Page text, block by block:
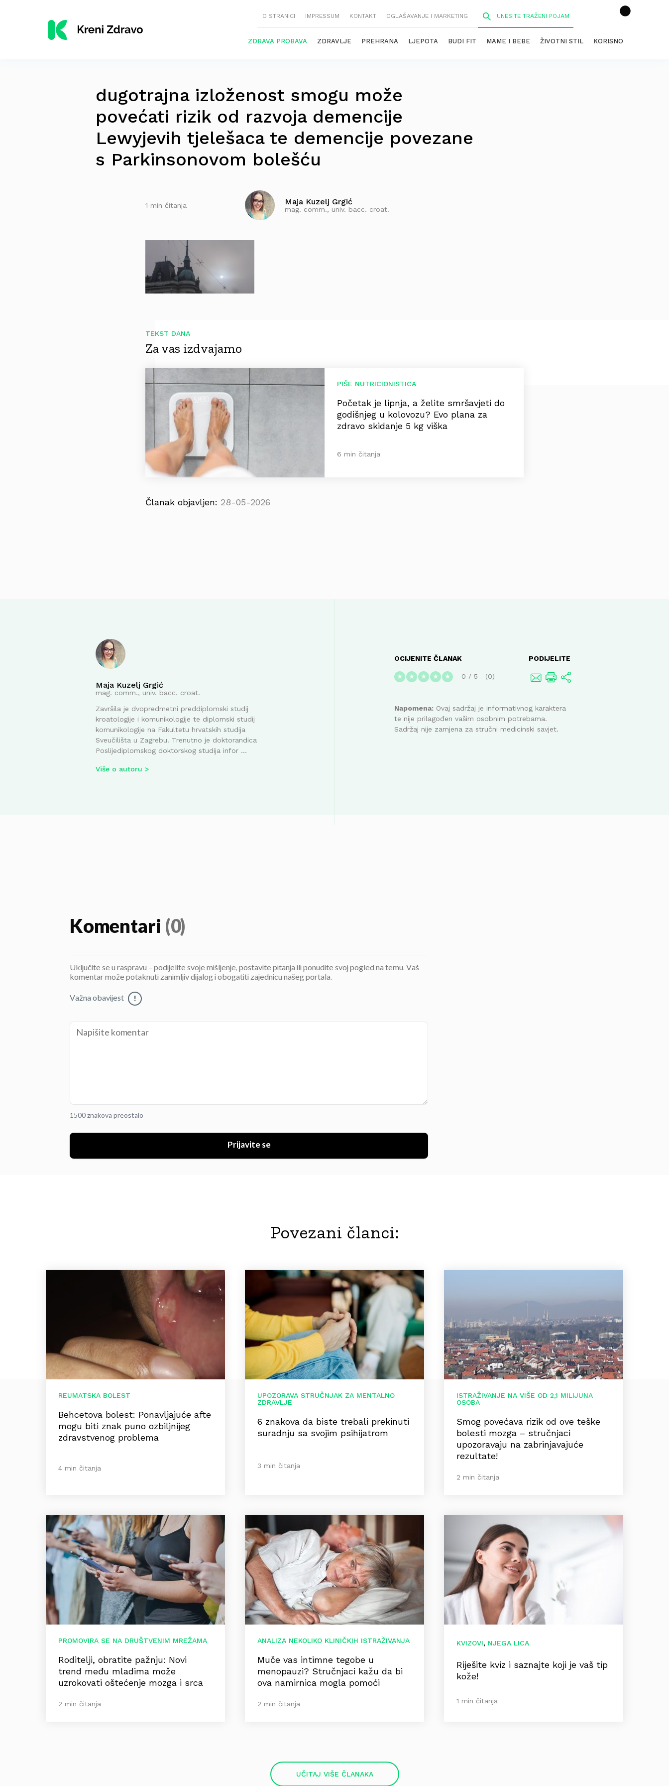
O STRANICI IMPRESSUM KONTAKT OGLAŠAVANJE I MARKETING
ZDRAVA PROBAVA ZDRAVLJE PREHRANA LJEPOTA BUDI FIT MAME I BEBE ŽIVOTNI STIL KORISNO
dugotrajna izloženost smogu može
povećati rizik od razvoja demencije
Lewyjevih tjelešaca te demencije povezane
s Parkinsonovom bolešću
1 min čitanja Maja Kuzelj Grgić
mag. comm., univ. bacc. croat.
TEKST DANA
Za vas izdvajamo
PIŠE NUTRICIONISTICA
Početak je lipnja, a želite smršavjeti do
godišnjeg u kolovozu? Evo plana za
zdravo skidanje 5 kg viška
6 min čitanja
Članak objavljen: 28-05-2026
Maja Kuzelj Grgić
mag. comm., univ. bacc. croat.
Završila je dvopredmetni preddiplomski studij
kroatologije i komunikologije te diplomski studij
komunikologije na Fakultetu hrvatskih studija
Sveučilišta u Zagrebu. Trenutno je doktorandica
Poslijediplomskog doktorskog studija infor ...
Više o autoru
OCIJENITE ČLANAK
★ ★ ★ ★ ★ 0 / 5 0
PODIJELITE
Napomena: Ovaj sadržaj je informativnog karaktera
te nije prilagođen vašim osobnim potrebama.
Sadržaj nije zamjena za stručni medicinski savjet.
Komentari (0)
Uključite se u raspravu – podijelite svoje mišljenje, postavite pitanja ili ponudite svoj pogled na temu. Vaš
komentar može potaknuti zanimljiv dijalog i obogatiti zajednicu našeg portala.
Važna obavijest !
1500 znakova preostalo
Prijavite se
Povezani članci:
REUMATSKA BOLEST
Behcetova bolest: Ponavljajuće afte
mogu biti znak puno ozbiljnijeg
zdravstvenog problema
4 min čitanja
UPOZORAVA STRUČNJAK ZA MENTALNO
ZDRAVLJE
6 znakova da biste trebali prekinuti
suradnju sa svojim psihijatrom
3 min čitanja
ISTRAŽIVANJE NA VIŠE OD 2,1 MILIJUNA
OSOBA
Smog povećava rizik od ove teške
bolesti mozga – stručnjaci
upozoravaju na zabrinjavajuće
rezultate!
2 min čitanja
PROMOVIRA SE NA DRUŠTVENIM MREŽAMA
Roditelji, obratite pažnju: Novi
trend među mladima može
uzrokovati oštećenje mozga i srca
2 min čitanja
ANALIZA NEKOLIKO KLINIČKIH ISTRAŽIVANJA
Muče vas intimne tegobe u
menopauzi? Stručnjaci kažu da bi
ova namirnica mogla pomoći
2 min čitanja
KVIZOVI, NJEGA LICA
Riješite kviz i saznajte koji je vaš tip
kože!
1 min čitanja
UČITAJ VIŠE ČLANAKA